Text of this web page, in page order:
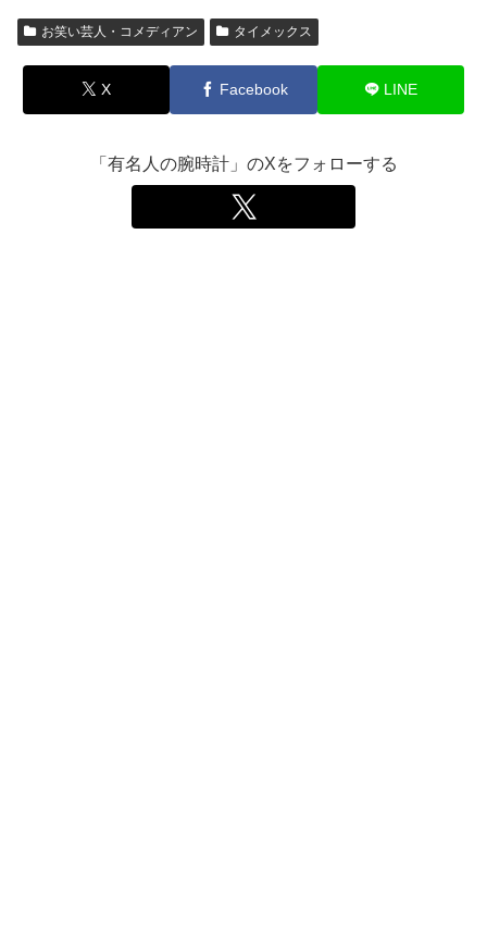
お笑い芸人・コメディアン タイメックス
X Facebook LINE
「有名人の腕時計」のXをフォローする